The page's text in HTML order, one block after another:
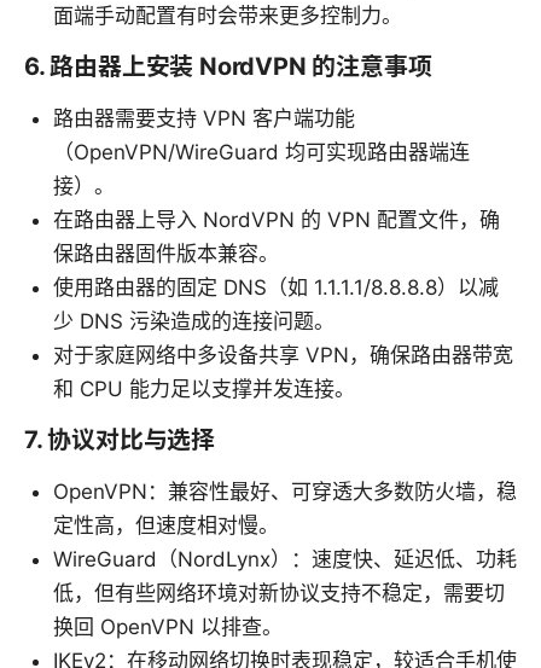
面端手动配置有时会带来更多控制力。
6. 路由器上安装 NordVPN 的注意事项
路由器需要支持 VPN 客户端功能
（OpenVPN/WireGuard 均可实现路由器端连
接）。
在路由器上导入 NordVPN 的 VPN 配置文件，确
保路由器固件版本兼容。
使用路由器的固定 DNS（如 1.1.1.1/8.8.8.8）以减
少 DNS 污染造成的连接问题。
对于家庭网络中多设备共享 VPN，确保路由器带宽
和 CPU 能力足以支撑并发连接。
7. 协议对比与选择
OpenVPN：兼容性最好、可穿透大多数防火墙，稳
定性高，但速度相对慢。
WireGuard（NordLynx）：速度快、延迟低、功耗
低，但有些网络环境对新协议支持不稳定，需要切
换回 OpenVPN 以排查。
IKEv2：在移动网络切换时表现稳定，较适合手机使